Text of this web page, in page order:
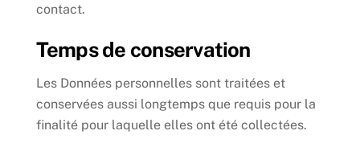
contact.
Temps de conservation
Les Données personnelles sont traitées et
conservées aussi longtemps que requis pour la
finalité pour laquelle elles ont été collectées.